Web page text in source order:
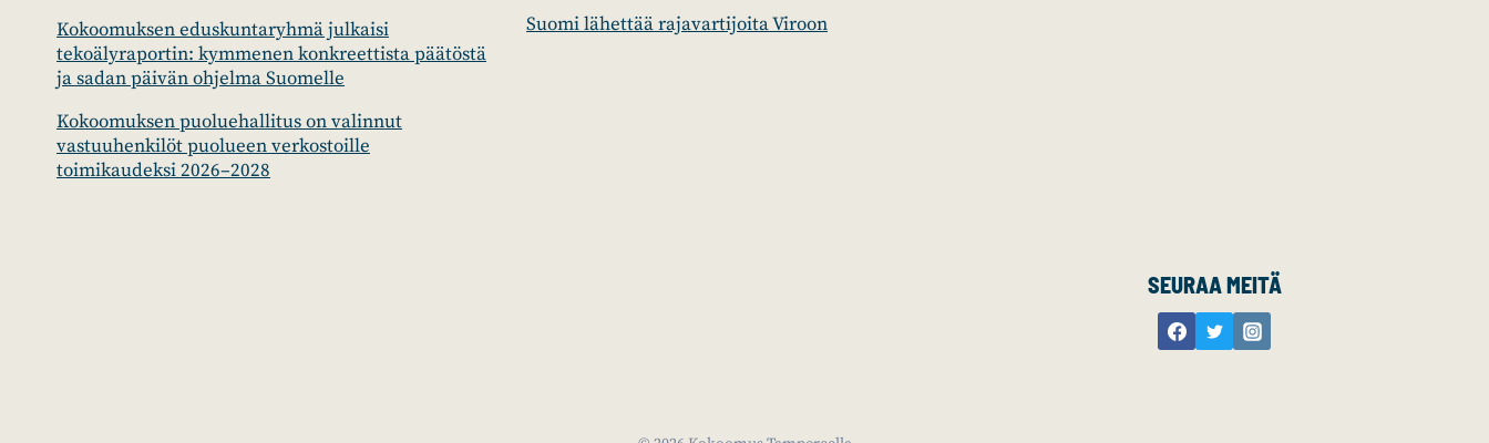
Kokoomuksen eduskuntaryhmä julkaisi
tekoälyraportin: kymmenen konkreettista päätöstä
ja sadan päivän ohjelma Suomelle
Kokoomuksen puoluehallitus on valinnut
vastuuhenkilöt puolueen verkostoille
toimikaudeksi 2026–2028
Suomi lähettää rajavartijoita Viroon
SEURAA MEITÄ